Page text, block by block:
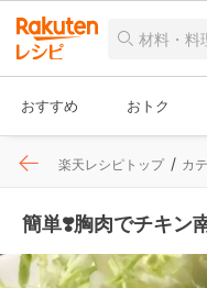
おすすめ おトク
楽天レシピトップ カ
簡単❣️胸肉でチキン